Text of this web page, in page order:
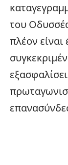
του
πλέον είναι